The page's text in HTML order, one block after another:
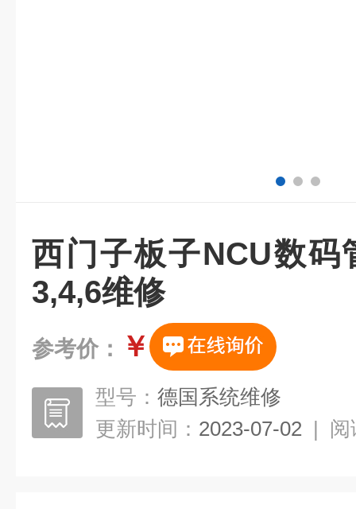
西门子板子NCU数码
3,4,6维修
参考价： ￥
型号： 德国系统维修
更新时间： 2023-07-02 | 阅